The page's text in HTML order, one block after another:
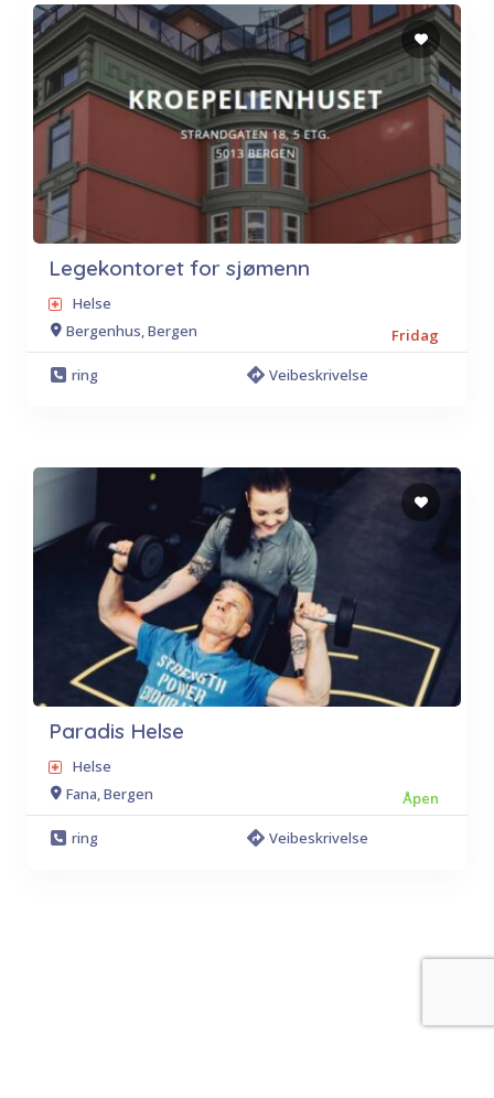
Legekontoret for sjømenn
Helse
Bergenhus, Bergen
Fridag
ring
Veibeskrivelse
Paradis Helse
Helse
Fana, Bergen
Åpen
ring
Veibeskrivelse